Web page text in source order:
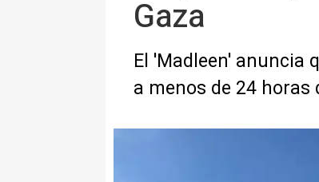
Gaza
El 'Madleen' anuncia
a menos de 24 horas